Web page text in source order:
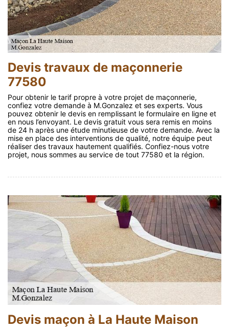
Devis travaux de maçonnerie
77580
Pour obtenir le tarif propre à votre projet de maçonnerie,
confiez votre demande à M.Gonzalez et ses experts. Vous
pouvez obtenir le devis en remplissant le formulaire en ligne et
en nous l’envoyant. Le devis gratuit vous sera remis en moins
de 24 h après une étude minutieuse de votre demande. Avec la
mise en place des interventions de qualité, notre équipe peut
réaliser des travaux hautement qualifiés. Confiez-nous votre
projet, nous sommes au service de tout 77580 et la région.
Devis maçon à La Haute Maison